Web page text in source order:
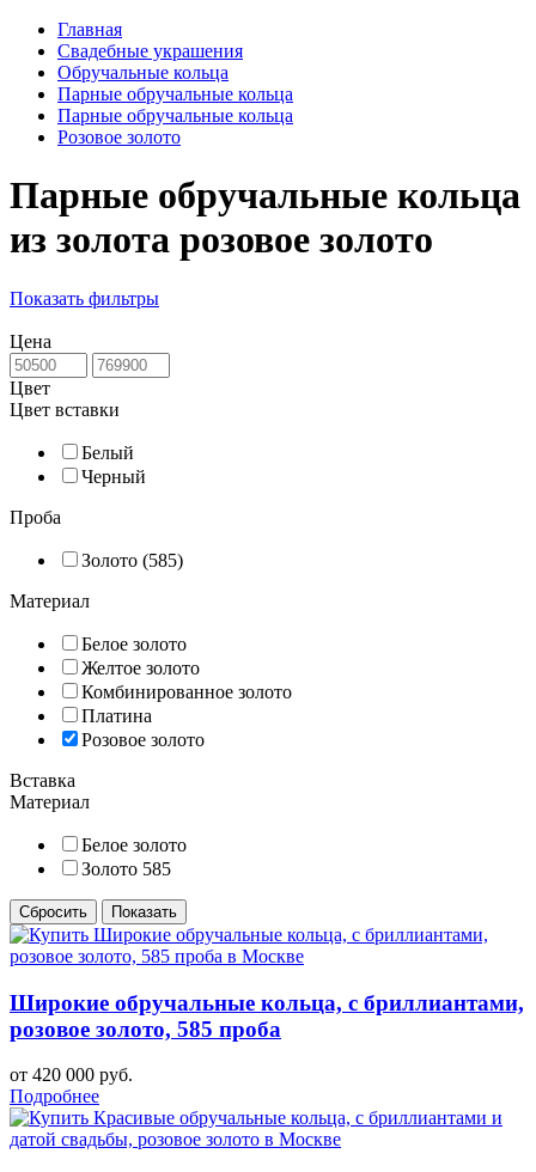
Главная
Свадебные украшения
Обручальные кольца
Парные обручальные кольца
Парные обручальные кольца
Розовое золото
Парные обручальные кольца
из золота розовое золото
Показать фильтры
Цена
Цвет
Цвет вставки
Белый
Черный
Проба
Золото (585)
Материал
Белое золото
Желтое золото
Комбинированное золото
Платина
Розовое золото
Вставка
Материал
Белое золото
Золото 585
Широкие обручальные кольца, с бриллиантами,
розовое золото, 585 проба
от 420 000 руб.
Подробнее